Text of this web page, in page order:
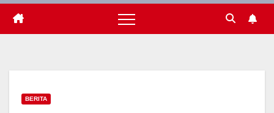
BERITA